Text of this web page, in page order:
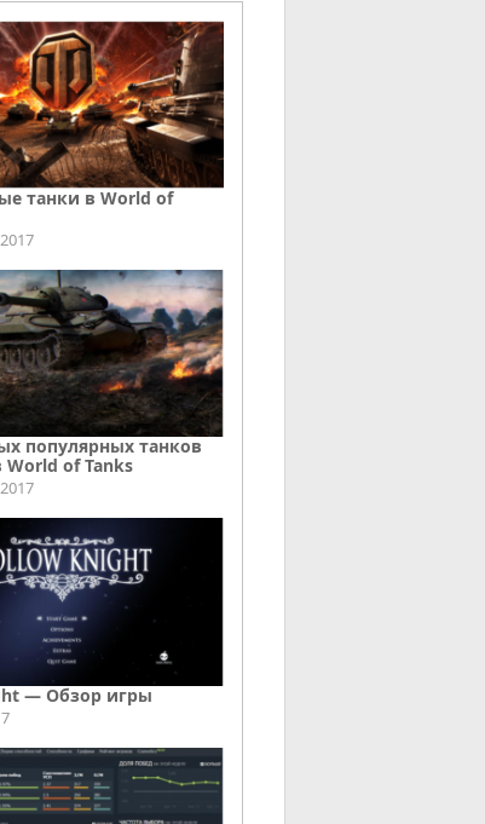
танки в World of
популярных танков
World of Tanks
— Обзор игры